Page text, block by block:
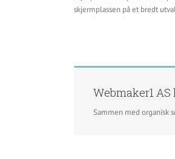
skjermplassen på et bredt
Webmaker1
Sammen med organisk